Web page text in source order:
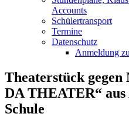
Accounts
Schülertransport
Termine
Datenschutz
Anmeldung
Theaterstück
DA THEATER“ aus
Schule